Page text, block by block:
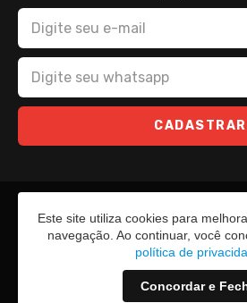
CADASTRAR
Este site utiliza cookies para
navegação. Ao continuar, você
política de
Concordar e